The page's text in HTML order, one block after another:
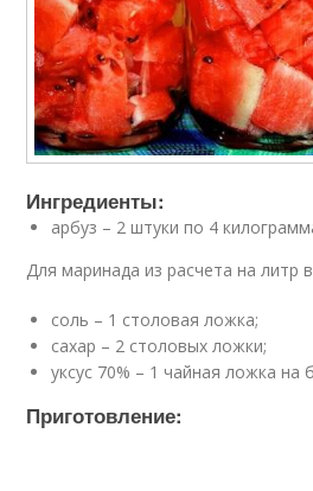
Ингредиенты:
арбуз – 2 штуки по 4
Для маринада из расчета на литр
соль – 1 столовая ложка;
сахар – 2 столовых ложки;
уксус 70% – 1 чайная ложка на
Приготовление: